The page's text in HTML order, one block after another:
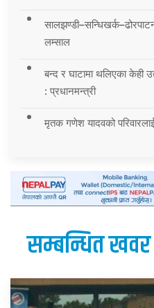
लम्साल
बन्द र घाटामा थलिएका केही
: प्रधानमन्त्री
मृतक गणेश यादवको
सम्बन्धित खवर